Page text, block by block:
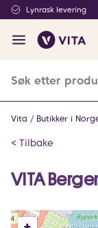
Lynrask levering
Vita Butikker i
< Tilbake
VITA